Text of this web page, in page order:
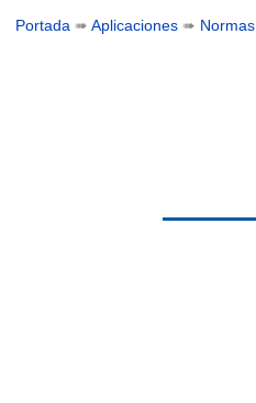
Portada ➠Aplicaciones ➠ Normas